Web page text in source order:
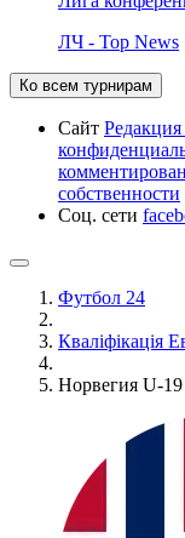
ЛЧ - Top News
Ко всем турнирам
Сайт Редакция
собственности
Соц. сети
Футбол 24
Кваліфікація
Норвегия U-19